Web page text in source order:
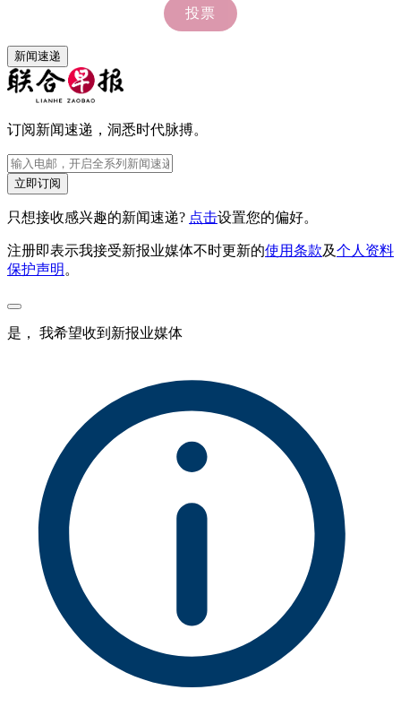
新闻速递
订阅新闻速递，洞悉时代脉搏。
立即订阅
只想接收感兴趣的新闻速递? 点击设置您的偏好。
注册即表示我接受新报业媒体不时更新的使用条款及个人资料
保护声明 。
是， 我希望收到新报业媒体